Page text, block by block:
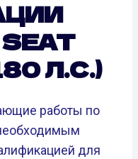
Л.С.)
работы по
для